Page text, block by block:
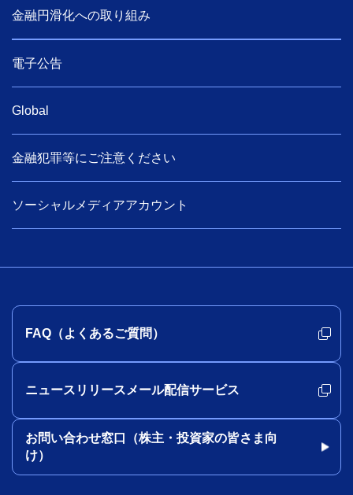
金融円滑化への取り組み
電子公告
Global
金融犯罪等にご注意ください
ソーシャルメディアアカウント
FAQ（よくあるご質問）
ニュースリリースメール配信サービス
お問い合わせ窓口（株主・投資家の皆さま向
け）